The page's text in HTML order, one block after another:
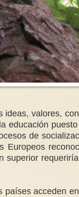
valores,
de
acceden